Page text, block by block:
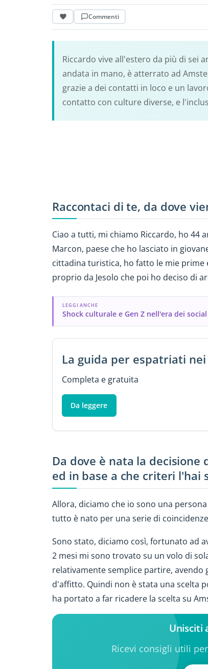
Commenti
Riccardo vive all'estero da più di sei
andata in mano, è atterrato ad
grazie a dei contatti in loco e un
contatto con culture diverse, e
Raccontaci di te, da dove
Ciao a tutti, mi chiamo Riccardo, ho 44
Marcon, paese che ho lasciato in
cittadina turistica, ho fatto le mie prime
proprio da Jesolo che poi ho deciso di
LEGGI ANCHE
Shock culturale e Gen Z nell'era dei
La guida per espatriati nei
Completa e gratuita
Da leggere
Da dove è nata la
ed in base a che criteri l'hai
Allora, diciamo che io sono una
tutto è nato per una serie di
Sono stato, diciamo così, fortunato ad
2 mesi mi sono trovato su un volo di
relativamente semplice partire,
d'affitto. Quindi non è stata una scelta
ha portato a far ricadere la scelta su
Unisciti
Ricevi consigli utili